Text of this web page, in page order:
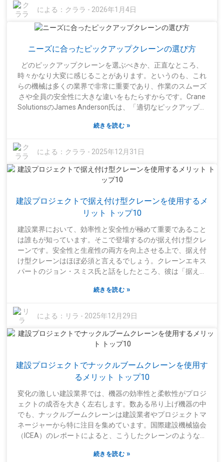
努力であり、全員の責任です。
ではありません。実際、非常に汎用性が高く、資材の運搬、
難しい作業の遂行、他の機器では困難な狭い場所への進入な
どが可能です。多くの企業が、その柔軟性の高さからクレー
ンテナンス作業でも、あらゆる場面で生産性を向上させるよ
うに設計されています。もちろん、すべてが順調に進むわけ
ではありません。オペレーターはこれらの機械を効果的に使
用するための適切なトレーニングを受ける必要があります。
操作に慣れていないと、事故やプロジェクトの遅延が発生す
る可能性があります。また、安全かつスムーズに稼働させる
ためには、定期的なメンテナンスが不可欠です。つまり、搭
載型クレーントラックには多くの利点がありますが、その性
による： クララ - 2026年1月4日
ニーズに合ったピックアップクレーンの選び方
どのピックアップクレーンを選ぶべきか、正直なところ、
時々かなり大変に感じることがあります。というのも、これ
らの機械は多くの業界で非常に重要であり、作業のスムーズ
さや全員の安全性に大きな違いをもたらすからです。Crane
SolutionsのJames Anderson氏は、「適切なピックアップク
することが肝心だ」と的確に述べています。まさにその通り
しているのかを明確にすることです。重いものを持ち上げる
のか、それとも軽い資材だけを持ち上げるのか。クレーンは
それぞれ異なる作業向けに設計されています。狭い都市空間
向けに設計されたものもあれば、厳しい建設現場の状況に対
した道具を選ぶようなものです。しかし、正直に言って、こ
の決定は必ずしも簡単ではありません。間違ったクレーンを
可能性もあります。そのため、作業する地形や、クレーンが
扱う必要のある重量について考えることが非常に重要です。
業務上のニーズをじっくりと検討する時間を取ることで、高
額なミスを回避し、ピックアップクレーンが生産性を低下さ
せるのではなく、実際に生産性向上に役立つことを確実にす
ることができます。
続きを読む »
による： クララ - 2025年12月31日
建設プロジェクトで据え付け型クレーンを使用するメ
リット トップ10
建設業界において、効率性と安全性が極めて重要であること
は誰もが知っています。そこで登場するのが据え付け型クレ
ーンです。安全性と生産性の両方を向上させる上で、据え付
け型クレーンはほぼ必須と言えるでしょう。クレーンエキス
パートのジョン・スミス氏と話をしたところ、彼は「据え付
ります」と語っていました。正直なところ、人々がこの技術
型クレーンには、建設プロジェクトの進め方を根本的に変え
るほどの多くの利点があります。非常に汎用性が高く、狭い
場所にも問題なく入り込めます。さらに、重いものを高いと
ころまで吊り上げることができ、作業のスピードアップに貢
作業の安全性も向上します。もちろん、正しく使用しなけれ
ば事故が起こる可能性もあるので、注意が必要です。据え付
キルとトレーニングが必要です。また、すべての現場が据え
付け型クレーンに適しているわけでもありません。現場の状
況や扱う荷重の種類などを考慮することが重要です。全体的
に見て、メリットと潜在的なリスクを比較検討すれば、据え
付け型クレーンは多くの場合、導入する価値があります。た
だし、賢く使用する必要があります。
続きを読む »
による： リラ - 2025年12月29日
建設プロジェクトでナックルブームクレーンを使用す
るメリット トップ10
変化の激しい建設業界では、機器の効率性と柔軟性がプロジ
ェクトの成否を大きく左右します。数ある吊り上げ機器の中
でも、ナックルブームクレーンは建設業者やプロジェクトマ
ネージャーから特に注目を集めています。国際建設機械協会
（ICEA）のレポートによると、こうしたクレーンのような汎
ており、今日の建設現場における重要性の高まりを物語って
続きを読む »